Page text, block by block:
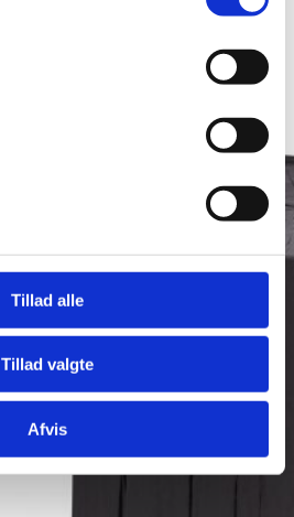
Tillad alle
Tillad valgte
Afvis